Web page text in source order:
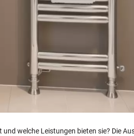
welche Leistungen bieten sie? Die